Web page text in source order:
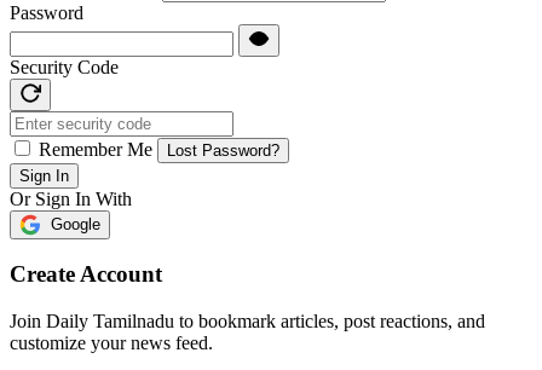
Password
Security Code
Remember Me
Lost Password?
Sign In
Or Sign In With
Google
Create Account
Join Daily Tamilnadu to bookmark articles, post reactions, and
customize your news feed.